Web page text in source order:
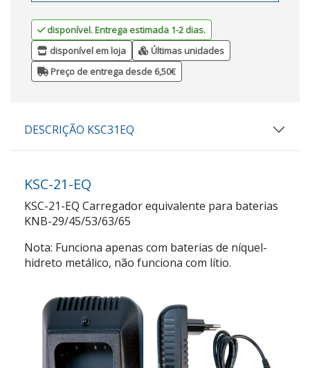
disponível. Entrega estimada 1-2 dias.
disponível em loja
Últimas unidades
Preço de entrega desde 6,50€
DESCRIÇÃO KSC31EQ
KSC-21-EQ
KSC-21-EQ Carregador equivalente para baterias
KNB-29/45/53/63/65
Nota: Funciona apenas com baterias de níquel-
hidreto metálico, não funciona com lítio.